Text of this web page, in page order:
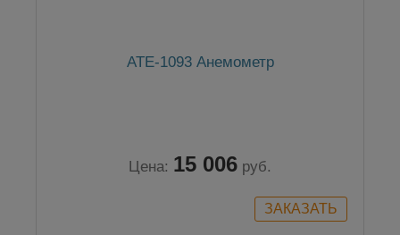
АТЕ-1093 Анемометр
Цена: 15 006 руб.